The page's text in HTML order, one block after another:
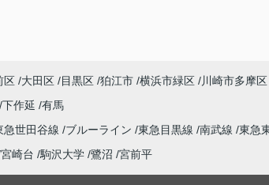
区 大田区 目黒区 狛江市 横浜市緑区
川崎市多摩区
下作延 有馬
急世田谷線 ブルーライン 東急目黒線 南武線 東急
宮崎台 駒沢大学 鷺沼 宮前平